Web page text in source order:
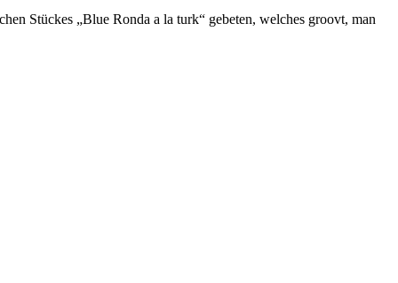
Stückes „Blue Ronda a la turk“ gebeten, welches groovt, man